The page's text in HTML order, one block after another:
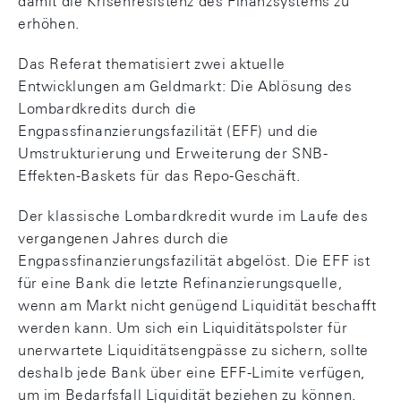
erhöhen.
Das Referat thematisiert zwei aktuelle
Entwicklungen am Geldmarkt: Die Ablösung des
Lombardkredits durch die
Engpassfinanzierungsfazilität (EFF) und die
Umstrukturierung und Erweiterung der SNB-
Effekten-Baskets für das Repo-Geschäft.
Der klassische Lombardkredit wurde im Laufe des
vergangenen Jahres durch die
Engpassfinanzierungsfazilität abgelöst. Die EFF ist
für eine Bank die letzte Refinanzierungsquelle,
wenn am Markt nicht genügend Liquidität beschafft
werden kann. Um sich ein Liquiditätspolster für
unerwartete Liquiditätsengpässe zu sichern, sollte
deshalb jede Bank über eine EFF-Limite verfügen,
um im Bedarfsfall Liquidität beziehen zu können.